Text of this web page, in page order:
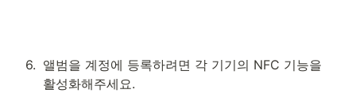
6. 앨범을 계정에 등록하려면 각 기기의 NFC 기능을
활성화해주세요.